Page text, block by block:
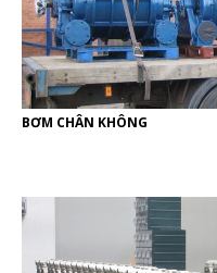
BƠM CHÂN KHÔNG